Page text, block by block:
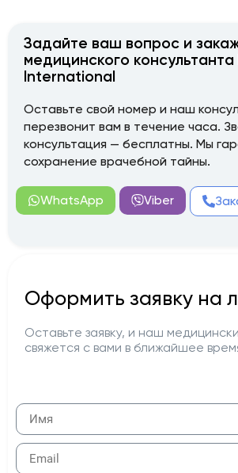
Задайте ваш вопрос и
медицинского консультанта
International
Оставьте свой номер и наш
перезвонит вам в течение часа.
консультация — бесплатны. Мы
сохранение врачебной тайны.
WhatsApp Viber
Оформить заявку на
Оставьте заявку, и наш
свяжется с вами в ближайшее